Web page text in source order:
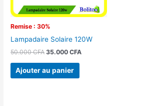
Remise : 30%
Lampadaire Solaire 120W
50.000CFA 35.000CFA
Ajouter au panier